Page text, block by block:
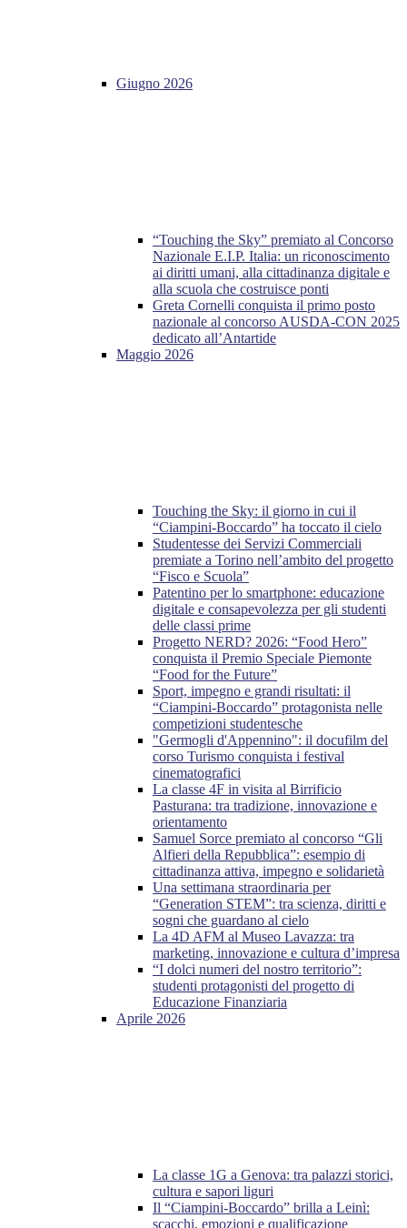
Giugno 2026
“Touching the Sky” premiato al Concorso
Nazionale E.I.P. Italia: un riconoscimento
ai diritti umani, alla cittadinanza digitale e
alla scuola che costruisce ponti
Greta Cornelli conquista il primo posto
nazionale al concorso AUSDA-CON 2025
dedicato all’Antartide
Maggio 2026
Touching the Sky: il giorno in cui il
“Ciampini-Boccardo” ha toccato il cielo
Studentesse dei Servizi Commerciali
premiate a Torino nell’ambito del progetto
“Fisco e Scuola”
Patentino per lo smartphone: educazione
digitale e consapevolezza per gli studenti
delle classi prime
Progetto NERD? 2026: “Food Hero”
conquista il Premio Speciale Piemonte
“Food for the Future”
Sport, impegno e grandi risultati: il
“Ciampini-Boccardo” protagonista nelle
competizioni studentesche
"Germogli d'Appennino": il docufilm del
corso Turismo conquista i festival
cinematografici
La classe 4F in visita al Birrificio
Pasturana: tra tradizione, innovazione e
orientamento
Samuel Sorce premiato al concorso “Gli
Alfieri della Repubblica”: esempio di
cittadinanza attiva, impegno e solidarietà
Una settimana straordinaria per
“Generation STEM”: tra scienza, diritti e
sogni che guardano al cielo
La 4D AFM al Museo Lavazza: tra
marketing, innovazione e cultura d’impresa
“I dolci numeri del nostro territorio”:
studenti protagonisti del progetto di
Educazione Finanziaria
Aprile 2026
La classe 1G a Genova: tra palazzi storici,
cultura e sapori liguri
Il “Ciampini-Boccardo” brilla a Leinì:
scacchi, emozioni e qualificazione